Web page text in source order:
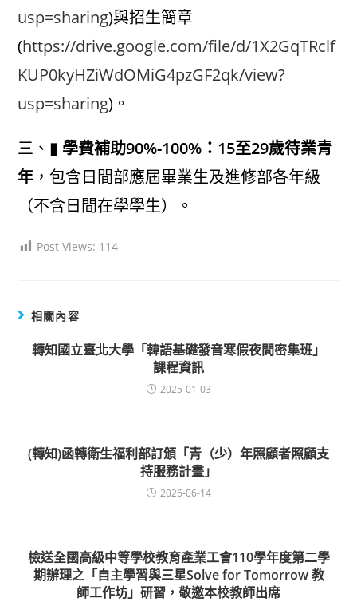
usp=sharing)與招生簡章
(https://drive.google.com/file/d/1X2GqTRclf
KUP0kyHZiWdOMiG4pzGF2qk/view?
usp=sharing)。
三、 ▮ 學費補助90%-100%：15至29歲待業青
年 ，包含日間部應屆畢業生及進修部各年級
（不含日間在學學生）。
Post Views: 114
相關內容
轉知國立臺北大學「韓語基礎發音寒假夜間密集班」
課程資訊
2025-01-03
(轉知)函轉衛生福利部訂頒「青（少）年照顧者照顧支
持服務計畫」
2026-06-14
檢送全國高級中等學校教育產業工會110學年度第二學
期辦理之「自主學習與三星Solve for Tomorrow 教
師工作坊」研習，敬邀本校教師出席